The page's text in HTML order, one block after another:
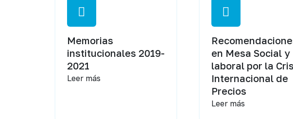
Memorias
institucionales 2019-
2021
Leer más
en Mesa Social y
laboral por la
Internacional de
Precios
Leer más